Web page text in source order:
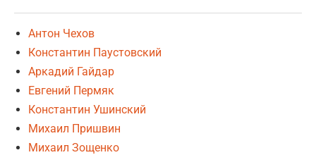
Антон Чехов
Константин Паустовский
Аркадий Гайдар
Евгений Пермяк
Константин Ушинский
Михаил Пришвин
Михаил Зощенко